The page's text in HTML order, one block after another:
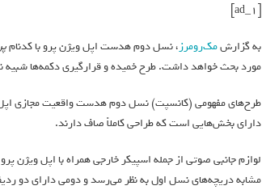
[ad_1]
به گزارشمک‌رومرز، نسل دوم هدست اپل ویژن پرو با کدنام
مورد بحث خواهد داشت. طرح خمیده و قرارگیری دکمه‌ها شبیه
طرح‌های مفهومی (کانسپت) نسل دوم هدست واقعیت مجازی
دارای بخش‌هایی است که طراحی کاملاً صاف دارند.
لوازم جانبی صوتی از جمله اسپیکر خارجی همراه‌ با اپل ویژن
مشابه دریچه‌های نسل اول به نظر می‌رسد و دومی دارای دو